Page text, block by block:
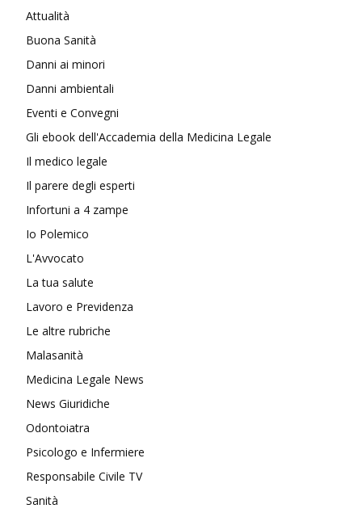
Attualità
Buona Sanità
Danni ai minori
Danni ambientali
Eventi e Convegni
Gli ebook dell'Accademia della Medicina Legale
Il medico legale
Il parere degli esperti
Infortuni a 4 zampe
Io Polemico
L'Avvocato
La tua salute
Lavoro e Previdenza
Le altre rubriche
Malasanità
Medicina Legale News
News Giuridiche
Odontoiatra
Psicologo e Infermiere
Responsabile Civile TV
Sanità